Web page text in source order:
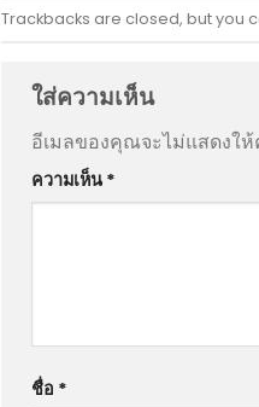
Trackbacks are closed, but you
ใส่ความเห็น
อีเมลของคุณจะไม่แสดงใ
ความเห็น *
ชื่อ *